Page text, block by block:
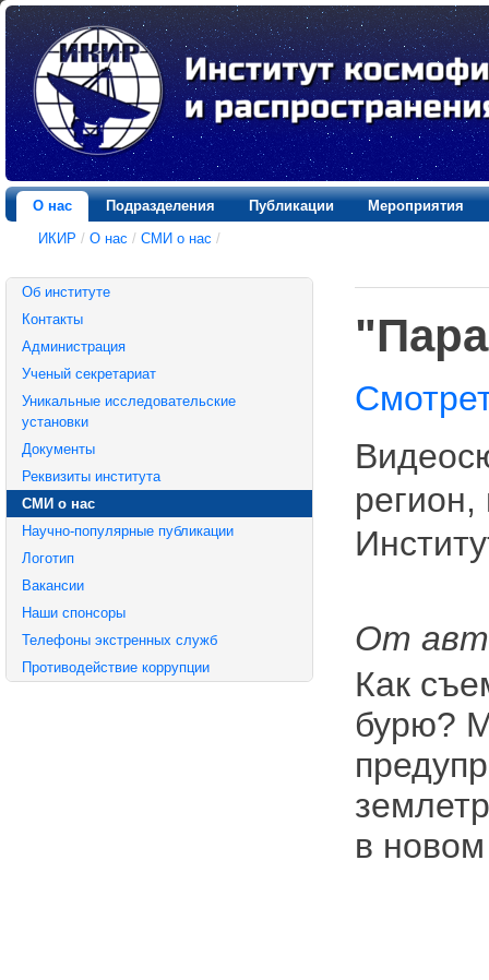
О нас Подразделения Публикации
Мероприятия
ИКИР / О нас / СМИ о нас /
Об институте
Контакты
Администрация
Ученый секретариат
Уникальные исследовательские
установки
Документы
Реквизиты института
СМИ о нас
Научно-популярные публикации
Логотип
Вакансии
Наши спонсоры
Телефоны экстренных служб
Противодействие коррупции
От
Как
бурю?
в